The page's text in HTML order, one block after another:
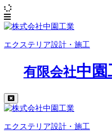
エクステリア設計・施工
有限会社中園
エクステリア設計・施工